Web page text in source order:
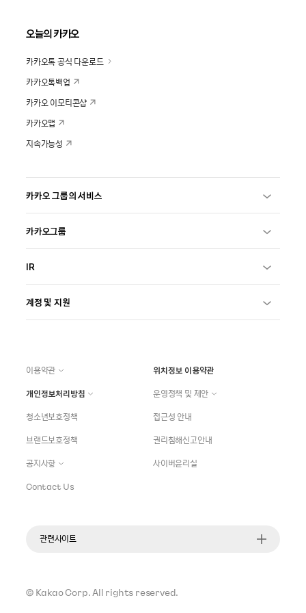
오늘의 카카오
카카오톡 공식 다운로드
카카오톡백업
카카오 이모티콘샵
카카오맵
지속가능성
카카오 그룹의 서비스
카카오그룹
IR
계정 및 지원
이용약관
위치정보 이용약관
개인정보처리방침
운영정책 및 제안
청소년보호정책
접근성 안내
브랜드보호정책
권리침해신고안내
공지사항
사이버윤리실
Contact Us
관련사이트
© Kakao Corp.All rights reserved.